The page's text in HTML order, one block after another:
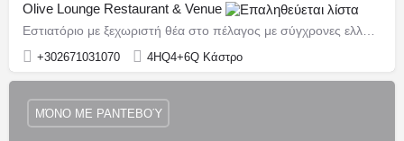
Olive Lounge Restaurant & Venue
Εστιατόριο με ξεχωριστή θέα στο πέλαγος με σύγχρονες ελληνικές και μεσογειακές γεύσεις
+302671031070 4HQ4+6Q Κάστρο
ΜΌΝΟ ΜΕ ΡΑΝΤΕΒΟΎ